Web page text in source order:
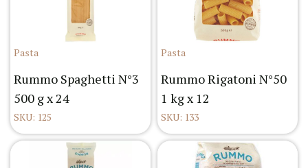
Pasta
Rummo Spaghetti N°3
500 g x 24
SKU: 125
Pasta
Rummo Rigatoni N°50
1 kg x 12
SKU: 133